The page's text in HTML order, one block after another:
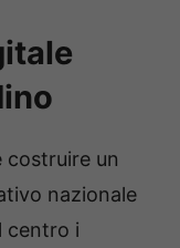
costruire un
nazionale
centro i